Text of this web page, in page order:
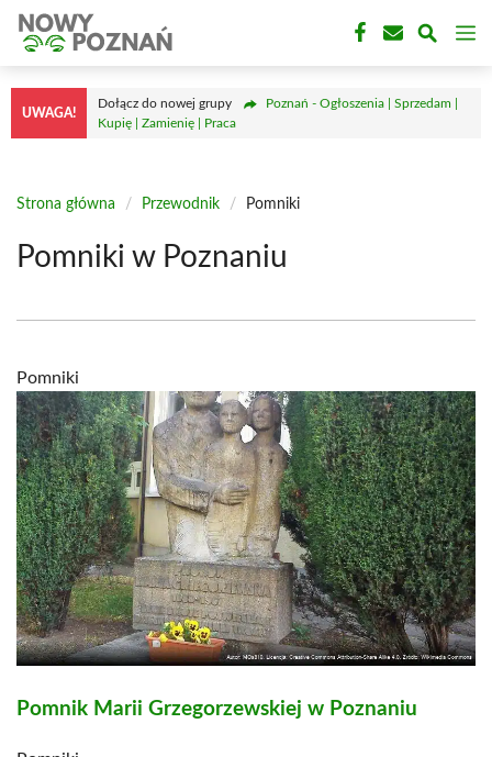
Przejdź
treści
UWAGA!
Dołącz do nowej grupy
Poznań - Ogłoszenia | Sprzedam |
Kupię | Zamienię | Praca
Strona główna / Przewodnik / Pomniki
Pomniki w Poznaniu
Pomniki
Pomnik Marii Grzegorzewskiej w Poznaniu